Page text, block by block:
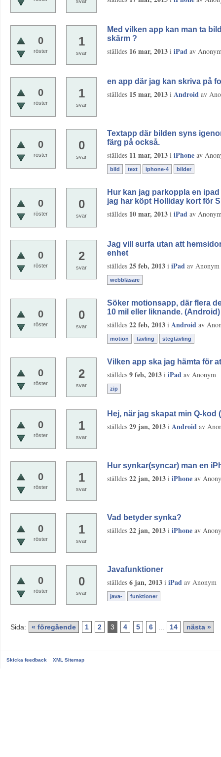
0
röster
1
svar
Med vilken app kan man ta
skärm ?
ställdes 16 mar, 2013 i iPad av
0
röster
1
svar
en app där jag kan skriva på
ställdes 15 mar, 2013 i Android av
0
röster
0
svar
Textapp där bilden syns
färg på också.
ställdes 11 mar, 2013 i iPhone av
bild text iphone-4 bilder
0
röster
0
svar
Hur kan jag parkoppla en
jag har köpt Holliday kort för
ställdes 10 mar, 2013 i iPad av
0
röster
2
svar
Jag vill surfa utan att
enhet
ställdes 25 feb, 2013 i iPad av Anonym
webbläsare
0
röster
0
svar
Söker motionsapp, där flera
10 mil eller liknande. (Android)
ställdes 22 feb, 2013 i Android av
motion tävling stegtävling
0
röster
2
svar
Vilken app ska jag hämta för
ställdes 9 feb, 2013 i iPad av Anonym
zip
0
röster
1
svar
Hej, när jag skapat min Q-
ställdes 29 jan, 2013 i Android av
0
röster
1
svar
Hur synkar(syncar) man en
ställdes 22 jan, 2013 i iPhone av
0
röster
1
svar
Vad betyder synka?
ställdes 22 jan, 2013 i iPhone av
0
röster
0
svar
Javafunktioner
ställdes 6 jan, 2013 i iPad av Anonym
java- funktioner
Sida: « föregående 1 2 3 4 5 6 14 nästa »
Skicka feedback XML Sitemap